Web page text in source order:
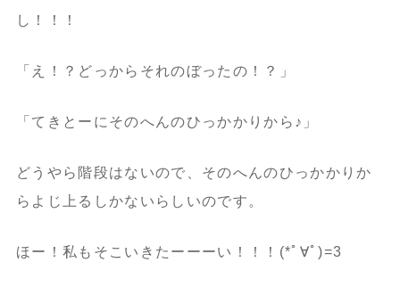
し！！！
「え！？どっからそれのぼったの！？」
「てきとーにそのへんのひっかかりから♪」
どうやら階段はないので、そのへんのひっかかりか
らよじ上るしかないらしいのです。
ほー！私もそこいきたーーーい！！！(*ﾟ∀ﾟ)=3